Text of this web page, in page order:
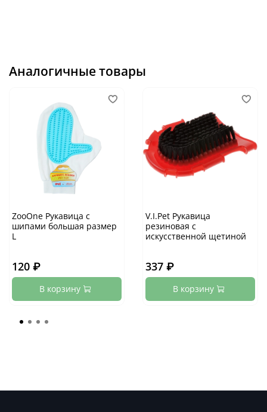
Аналогичные товары
ZooOne Рукавица с
шипами большая размер
L
120 ₽
В корзину
V.I.Pet Рукавица
резиновая с
искусственной щетиной
337 ₽
В корзину